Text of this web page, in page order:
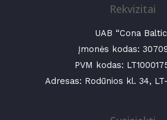
Rekvizitai
UAB “Cona
Įmonės kodas:
PVM kodas:
Adresas: Rodūnios kl. 34,